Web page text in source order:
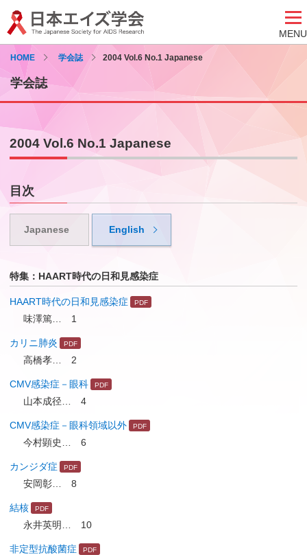
MENU
HOME 学会誌 2004 Vol.6 No.1 Japanese
学会誌
2004 Vol.6 No.1 Japanese
目次
Japanese English
特集：HAART時代の日和見感染症
HAART時代の日和見感染症
味澤篤… 1
カリニ肺炎
高橋孝… 2
CMV感染症－眼科
山本成径… 4
CMV感染症－眼科領域以外
今村顕史… 6
カンジダ症
安岡彰… 8
結核
永井英明… 10
非定型抗酸菌症